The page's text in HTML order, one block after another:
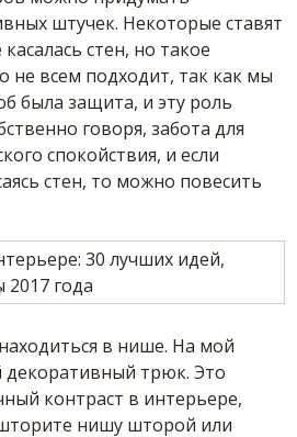
штучек. Некоторые ставят
стен, но такое
не всем подходит, так как мы
была защита, и эту роль
говоря, забота для
спокойствия, и если
стен, то можно повесить
в нише. На мой
декоративный трюк. Это
контраст в интерьере,
нишу шторой или